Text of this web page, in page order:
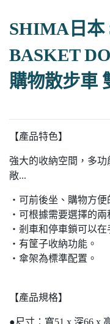
SHIMA日本
BASKET
購物散步車
【產品特色】
強大的收納空間，多
敞...
・可前後坐、購物方便
・可根據需要選擇的兩
・剎車和停車鎖可以在
・有筐子收納功能。
・傘架為標準配置。
【產品規格】
●尺寸：寬51 x 深66 x